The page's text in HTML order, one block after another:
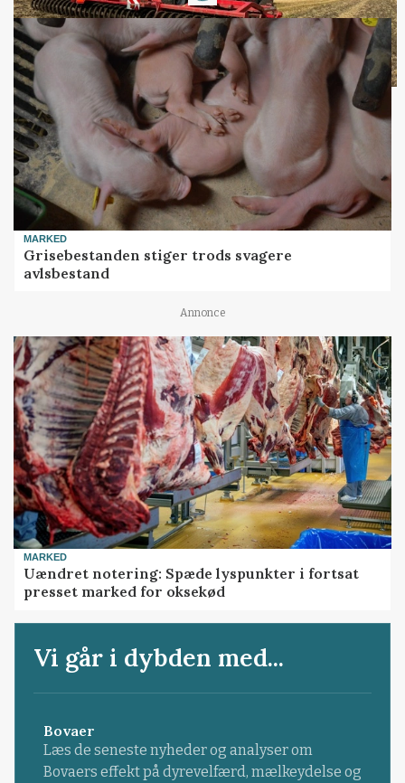
MARKED
Grisebestanden stiger trods svagere
avlsbestand
Annonce
MARKED
Uændret notering: Spæde lyspunkter i fortsat
presset marked for oksekød
Vi går i dybden med...
Bovaer
Læs de seneste nyheder og analyser om
Bovaers effekt på dyrevelfærd, mælkeydelse og